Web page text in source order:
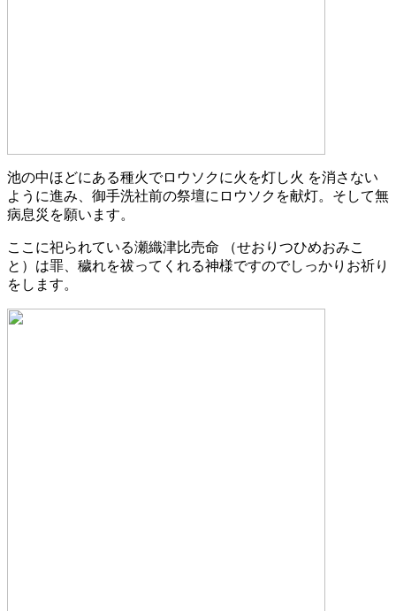
池の中ほどにある種火でロウソクに火を灯し火 を消さない
ように進み、御手洗社前の祭壇にロウソクを献灯。そして無
病息災を願います。
ここに祀られている瀬織津比売命 （せおりつひめおみこ
と）は罪、穢れを祓ってくれる神様ですのでしっかりお祈り
をします。